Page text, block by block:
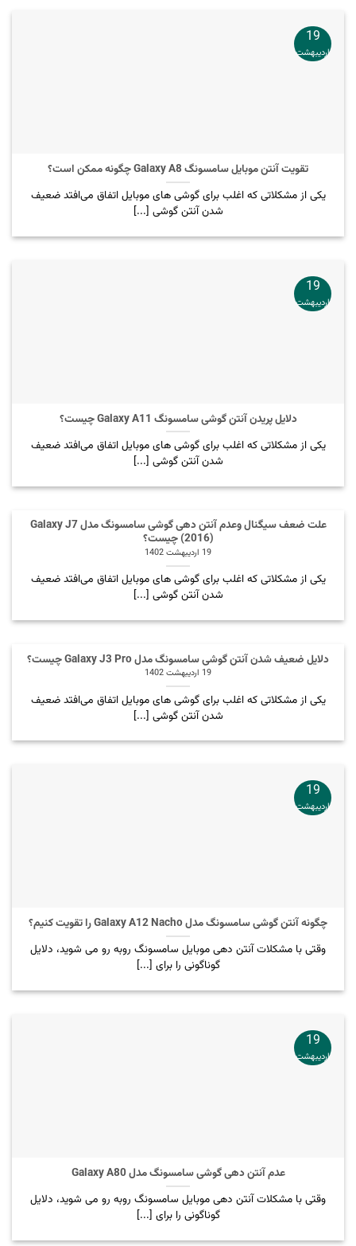
تقویت آنتن موبایل سامسونگ Galaxy A8 چگونه ممکن است؟
یکی از مشکلاتی که اغلب برای گوشی های موبایل اتفاق می‌افتد ضعیف
شدن آنتن گوشی [...]
19
اردیبهشت
دلایل پریدن آنتن گوشی سامسونگ Galaxy A11 چیست؟
یکی از مشکلاتی که اغلب برای گوشی های موبایل اتفاق می‌افتد ضعیف
شدن آنتن گوشی [...]
19
اردیبهشت
علت ضعف سیگنال وعدم آنتن دهی گوشی سامسونگ مدل Galaxy J7
(2016) چیست؟
19 اردیبهشت 1402
یکی از مشکلاتی که اغلب برای گوشی های موبایل اتفاق می‌افتد ضعیف
شدن آنتن گوشی [...]
دلایل ضعیف شدن آنتن گوشی سامسونگ مدل Galaxy J3 Pro چیست؟
19 اردیبهشت 1402
یکی از مشکلاتی که اغلب برای گوشی های موبایل اتفاق می‌افتد ضعیف
شدن آنتن گوشی [...]
چگونه آنتن گوشی سامسونگ مدل Galaxy A12 Nacho را تقویت کنیم؟
وقتی با مشکلات آنتن دهی موبایل سامسونگ روبه رو می شوید، دلایل
گوناگونی را برای [...]
19
اردیبهشت
عدم آنتن دهی گوشی سامسونگ مدل Galaxy A80
وقتی با مشکلات آنتن دهی موبایل سامسونگ روبه رو می شوید، دلایل
گوناگونی را برای [...]
19
اردیبهشت